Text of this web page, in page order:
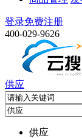
登录免费注册
400-029-9626
供应
供应